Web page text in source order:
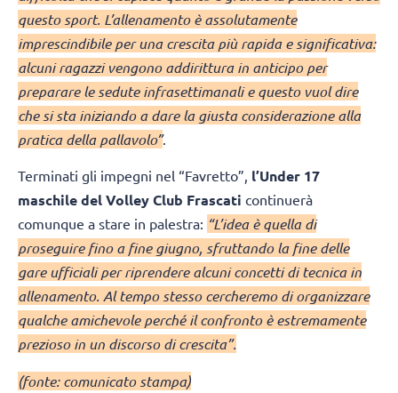
questo sport. L’allenamento è assolutamente
imprescindibile per una crescita più rapida e significativa:
alcuni ragazzi vengono addirittura in anticipo per
preparare le sedute infrasettimanali e questo vuol dire
che si sta iniziando a dare la giusta considerazione alla
pratica della pallavolo”.
Terminati gli impegni nel “Favretto”, l’Under 17
maschile del Volley Club Frascati continuerà
comunque a stare in palestra: “L’idea è quella di
proseguire fino a fine giugno, sfruttando la fine delle
gare ufficiali per riprendere alcuni concetti di tecnica in
allenamento. Al tempo stesso cercheremo di organizzare
qualche amichevole perché il confronto è estremamente
prezioso in un discorso di crescita”.
(fonte: comunicato stampa)